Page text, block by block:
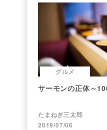
グルメ
サーモンの正体～
たまねぎ三太郎
2019/07/06